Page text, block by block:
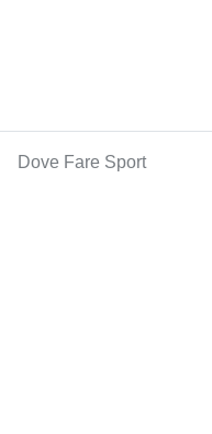
Dove Fare Sport